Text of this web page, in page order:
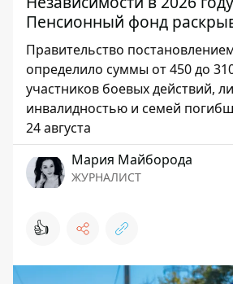
Пенсионный фонд
Правительство
определило суммы от 450 до
участников боевых действий,
инвалидностью и семей
24 августа
Мария Майборода
ЖУРНАЛИСТ
👍